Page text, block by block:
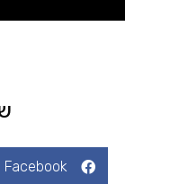
Facebook